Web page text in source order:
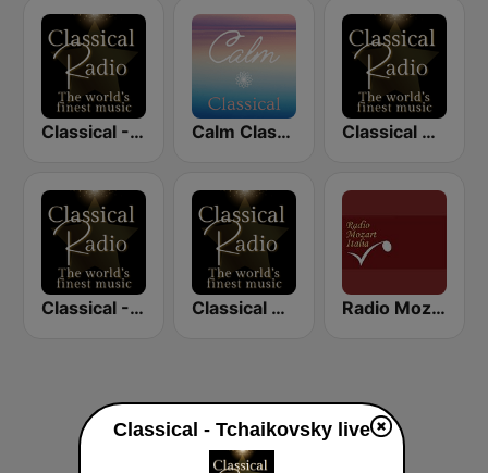
Classical - Strauss Calm Classical Classical Radio - London Symphony Orchestra
Classical - Schubert Classical Radio - Vienna Philharmonic Radio Mozart Italia
Classical - Tchaikovsky live